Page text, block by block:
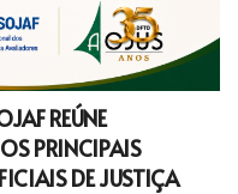
REÚNE
OS PRINCIPAIS
DE JUSTIÇA